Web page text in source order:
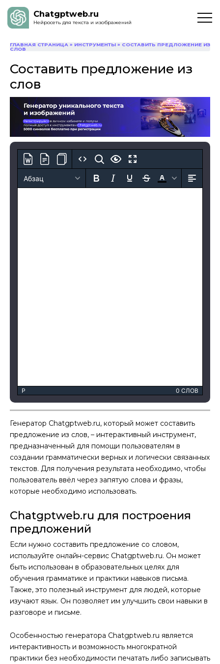
Chatgptweb.ru
Нейросеть для текста и изображений
ГЛАВНАЯ СТРАНИЦА » ИНСТРУМЕНТЫ » СОСТАВИТЬ ПРЕДЛОЖЕНИЕ ИЗ
СЛОВ
Составить предложение из
слов
Абзац
P 0 СЛОВ
Генератор Chatgptweb.ru, который может составить
предложение из слов, – интерактивный инструмент,
предназначенный для помощи пользователям в
создании грамматически верных и логически связанных
текстов. Для получения результата необходимо, чтобы
пользователь ввёл через запятую слова и фразы,
которые необходимо использовать.
Chatgptweb.ru для построения
предложений
Если нужно составить предложение со словом,
используйте онлайн-сервис Chatgptweb.ru. Он может
быть использован в образовательных целях для
обучения грамматике и практики навыков письма.
Также, это полезный инструмент для людей, которые
изучают язык. Он позволяет им улучшить свои навыки в
разговоре и письме.
Особенностью генератора Chatgptweb.ru является
интерактивность и возможность многократной
практики без необходимости печатать либо записывать